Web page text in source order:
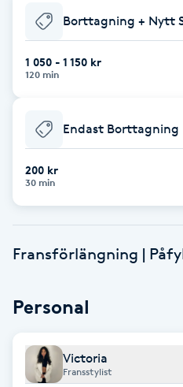
Extensions borttagning
Eyeliner-tatuering
F
Face framing
Faceliftmassage
Fet hårbotten
Fibromassage
Fillers
Borttagning + Nytt
1 050 - 1 150 kr
120 min
Endast Borttagning
200 kr
30 min
Fransförlängning |
Personal
Victoria
Fransstylist